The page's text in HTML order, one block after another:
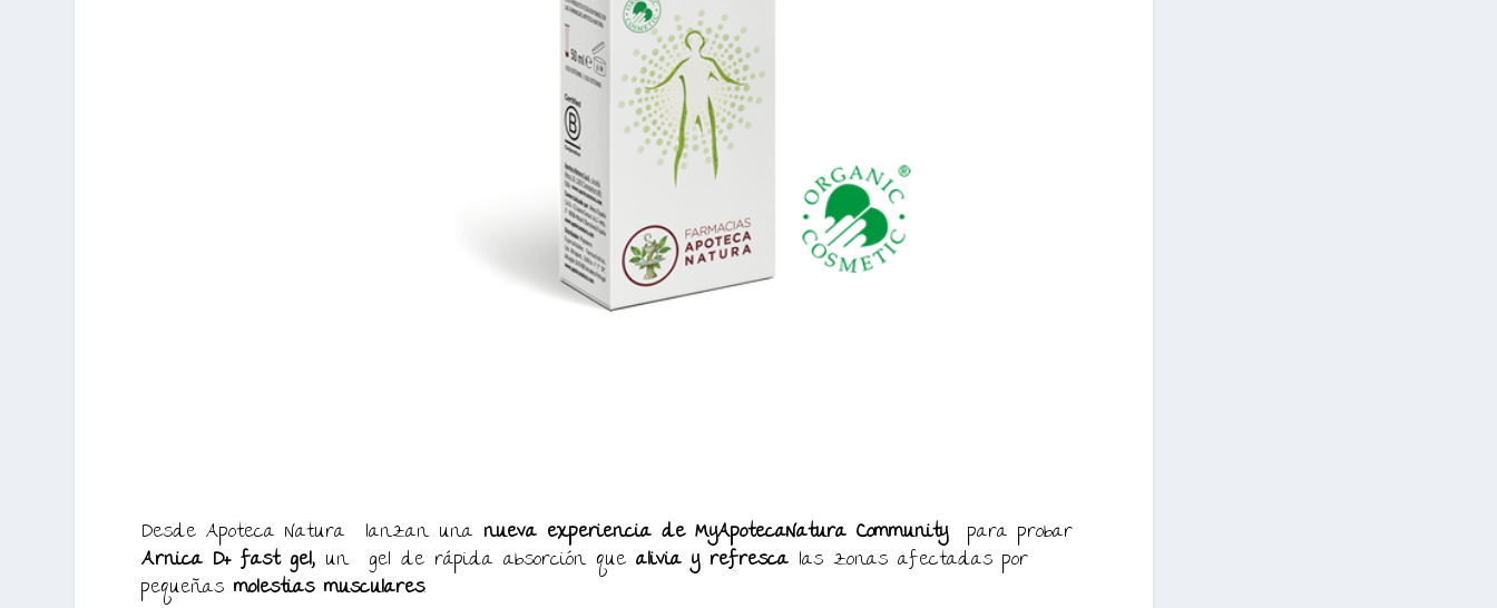
Desde Apoteca Natura lanzan una nueva experiencia de MyApotecaNatura Community para probar
Arnica D+ fast gel, un gel de rápida absorción que alivia y refresca las zonas afectadas por
pequeñasmolestias musculares.